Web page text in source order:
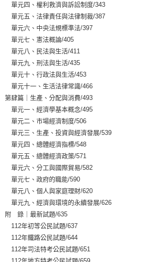
單元四、權利救濟與訴訟制度/343
單元五、法律責任與法律制裁/387
單元六、中央法規標準法/397
單元七、憲法概論/405
單元八、民法與生活/411
單元九、刑法與生活/435
單元十、行政法與生活/453
單元十一、生活法律常識/466
第肆篇｜生產、分配與消費/493
單元一、經濟學基本概念/495
單元二、市場經濟制度/506
單元三、生產、投資與經濟發展/539
單元四、總體經濟指標/548
單元五、總體經濟政策/571
單元六、分工與國際貿易/582
單元七、政府的職能/590
單元八、個人與家庭理財/620
單元九、經濟與環境的永續發展/626
附 錄｜最新試題/635
112年初等公民試題/637
112年鐵路公民試題/644
112年司法特考公民試題/651